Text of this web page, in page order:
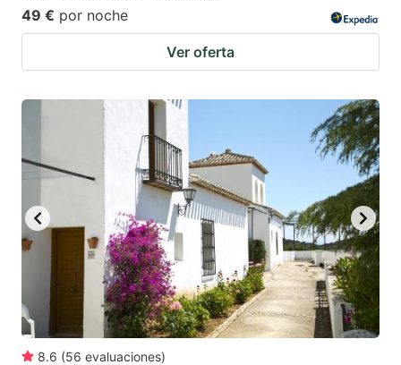
49 € por noche
Ver oferta
8.6 (56 evaluaciones)